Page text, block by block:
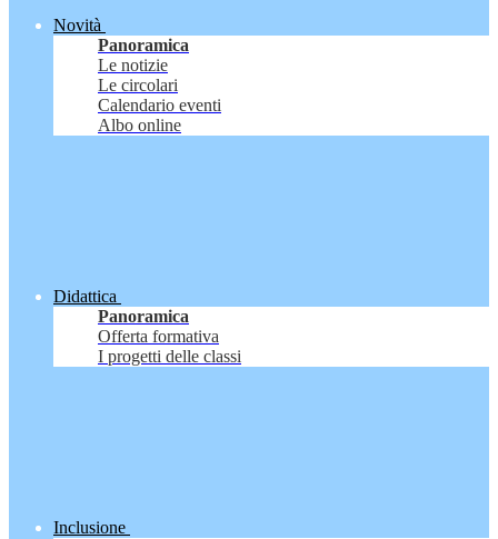
Novità
Panoramica
Le notizie
Le circolari
Calendario eventi
Albo online
Didattica
Panoramica
Offerta formativa
I progetti delle classi
Inclusione